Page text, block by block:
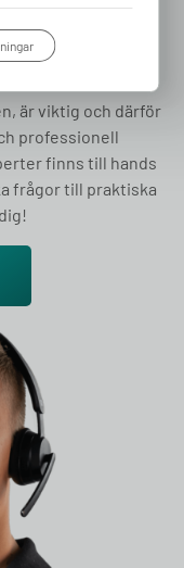
redan
är viktig och därför
professionell
finns till hands
frågor till praktiska